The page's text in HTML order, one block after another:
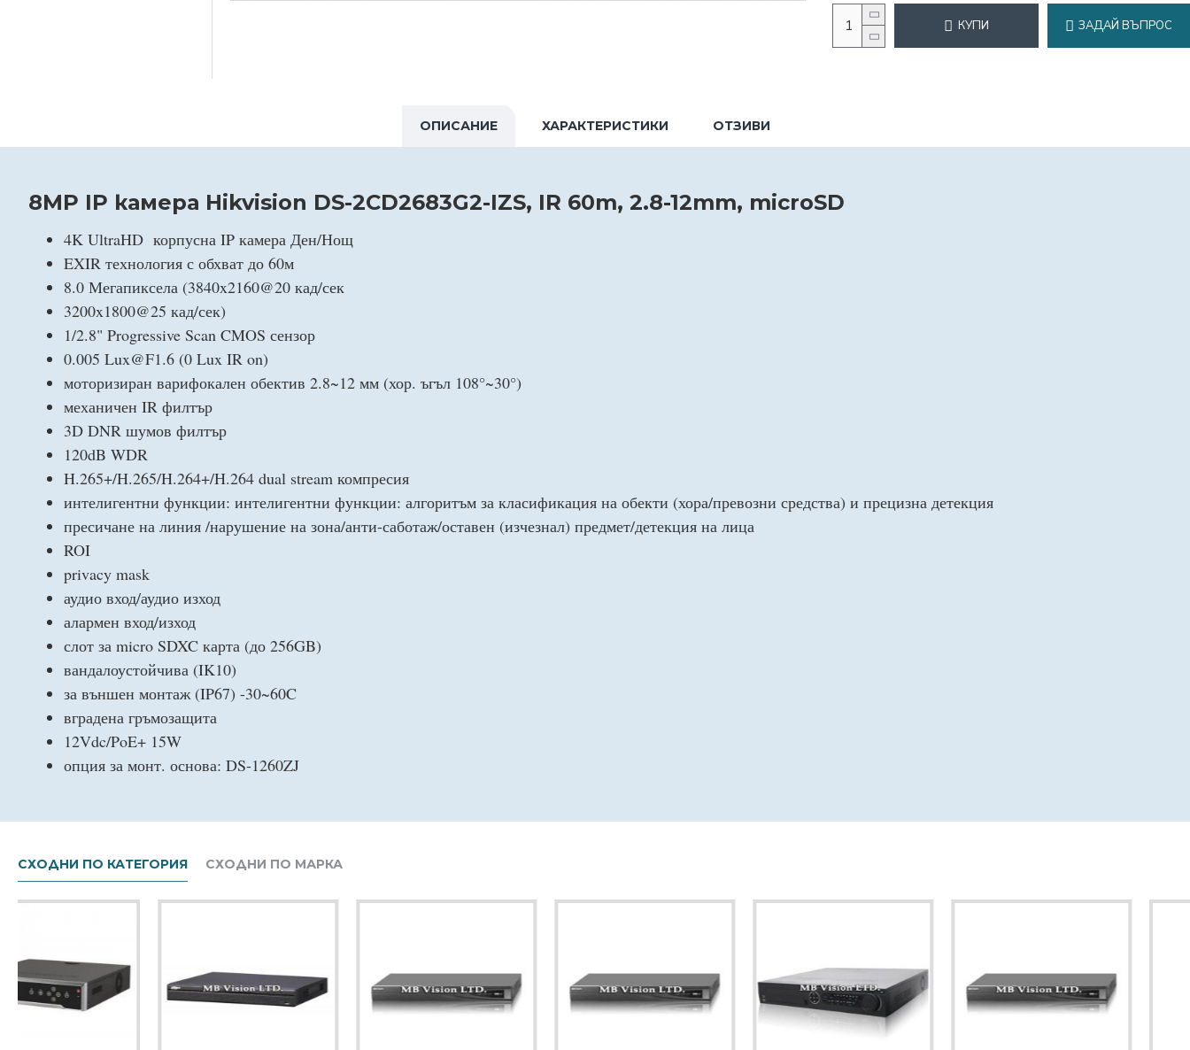
КУПИ ЗАДАЙ ВЪПРОС
ОПИСАНИЕ ХАРАКТЕРИСТИКИ ОТЗИВИ
8MP IP камера Hikvision DS-2CD2683G2-IZS, IR 60m, 2.8-12mm, microSD
4K UltraHD корпусна IP камера Ден/Нощ
EXIR технология с обхват до 60м
8.0 Мегапиксела (3840x2160@20 кад/сек
3200x1800@25 кад/сек)
1/2.8" Progressive Scan CMOS сензор
0.005 Lux@F1.6 (0 Lux IR on)
моторизиран варифокален обектив 2.8~12 мм (хор. ъгъл 108°~30°)
механичен IR филтър
3D DNR шумов филтър
120dB WDR
H.265+/H.265/H.264+/H.264 dual stream компресия
интелигентни функции: интелигентни функции: алгоритъм за класификация на обекти (хора/превозни средства) и прецизна детекция
пресичане на линия /нарушение на зона/анти-саботаж/оставен (изчезнал) предмет/детекция на лица
ROI
privacy mask
аудио вход/аудио изход
алармен вход/изход
слот за micro SDXC карта (до 256GB)
вандалоустойчива (IK10)
за външен монтаж (IP67) -30~60C
вградена гръмозащита
12Vdc/PoE+ 15W
опция за монт. основа: DS-1260ZJ
СХОДНИ ПО КАТЕГОРИЯ СХОДНИ ПО МАРКА